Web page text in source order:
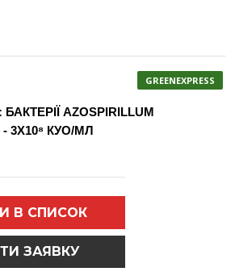
GREENEXPRESS
БАКТЕРІЇ AZOSPIRILLUM
- 3X10⁸ КУО/МЛ
В СПИСОК
ЗАЯВКУ